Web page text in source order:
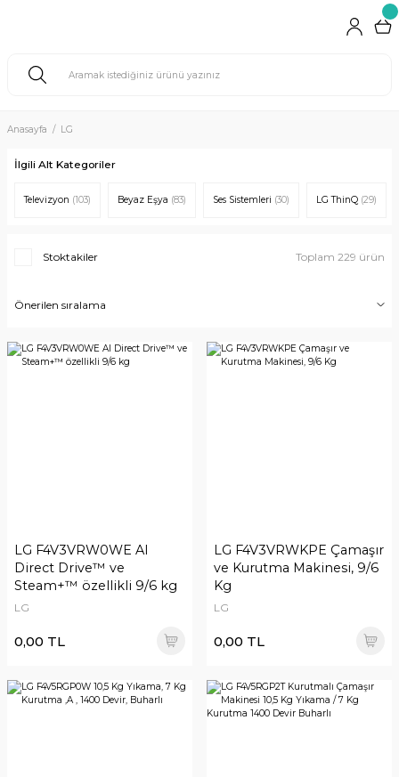
Anasayfa LG
İlgili Alt Kategoriler
Televizyon (103) Beyaz Eşya (83) Ses Sistemleri (30) LG ThinQ (29)
Stoktakiler Toplam 229 ürün
LG F4V3VRW0WE AI
Direct Drive™ ve
Steam+™ özellikli 9/6 kg
LG
0,00 TL
LG F4V3VRWKPE Çamaşır
ve Kurutma Makinesi, 9/6
Kg
LG
0,00 TL